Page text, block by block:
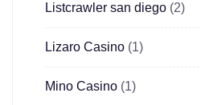
Listcrawler san diego (2)
Lizaro Casino (1)
Mino Casino (1)